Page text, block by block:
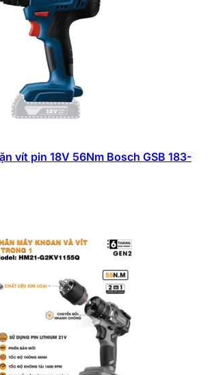
vít pin 18V 56Nm Bosch GSB 183-